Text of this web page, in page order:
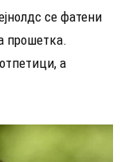
се фатени
прошетка.
а